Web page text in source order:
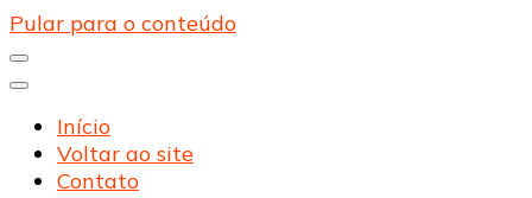
Pular para o conteúdo
Início
Voltar ao site
Contato